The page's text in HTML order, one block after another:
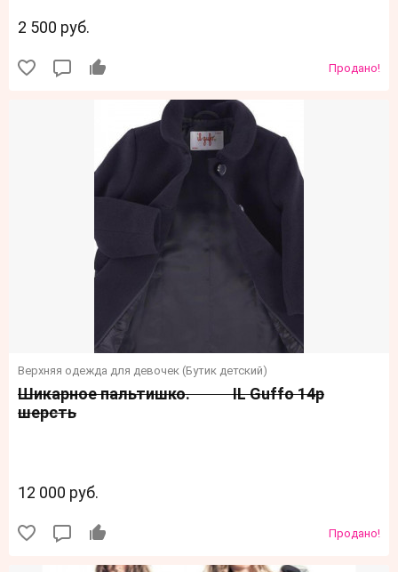
2 500 руб.
Продано!
Верхняя одежда для девочек (Бутик детский)
Шикарное пальтишко. IL Guffo 14р
шерсть
12 000 руб.
Продано!